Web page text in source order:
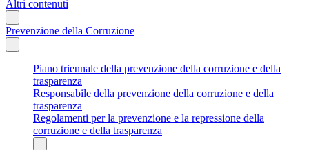
Altri contenuti
Prevenzione della Corruzione
Piano triennale della prevenzione della corruzione e della
trasparenza
Responsabile della prevenzione della corruzione e della
trasparenza
Regolamenti per la prevenzione e la repressione della
corruzione e della trasparenza